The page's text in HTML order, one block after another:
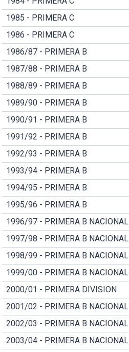
1985 - PRIMERA C
1986 - PRIMERA C
1986/87 - PRIMERA B
1987/88 - PRIMERA B
1988/89 - PRIMERA B
1989/90 - PRIMERA B
1990/91 - PRIMERA B
1991/92 - PRIMERA B
1992/93 - PRIMERA B
1993/94 - PRIMERA B
1994/95 - PRIMERA B
1995/96 - PRIMERA B
1996/97 - PRIMERA B NACIONAL
1997/98 - PRIMERA B NACIONAL
1998/99 - PRIMERA B NACIONAL
1999/00 - PRIMERA B NACIONAL
2000/01 - PRIMERA DIVISION
2001/02 - PRIMERA B NACIONAL
2002/03 - PRIMERA B NACIONAL
2003/04 - PRIMERA B NACIONAL